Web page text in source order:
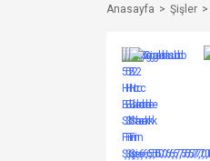
Anasayfa Şişler